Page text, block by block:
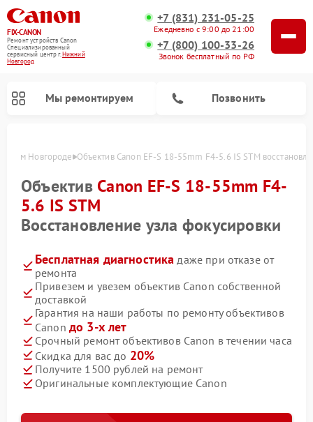
FIX-CANON
Ремонт устройств Canon
Специализированный
cервисный центр г.Нижний
Новгород
+7 (831) 231-05-25
Ежедневно с 9:00 до 21:00
+7 (800) 100-33-26
Звонок бесплатный по РФ
Мы ремонтируем Позвонить
Новгороде Объектив Canon EF-S 18-55mm F4-5.6 IS STM
Объектив Canon EF-S 18-55mm F4-
5.6 IS STM
Восстановление узла фокусировки
Бесплатная диагностика даже при отказе от
ремонта
Привезем и увезем объектив Canon собственной
доставкой
Гарантия на наши работы по ремонту объективов
Canon до 3-х лет
Срочный ремонт объективов Canon в течении часа
Скидка для вас до 20%
Получите 1500 рублей на ремонт
Оригинальные комплектующие Canon